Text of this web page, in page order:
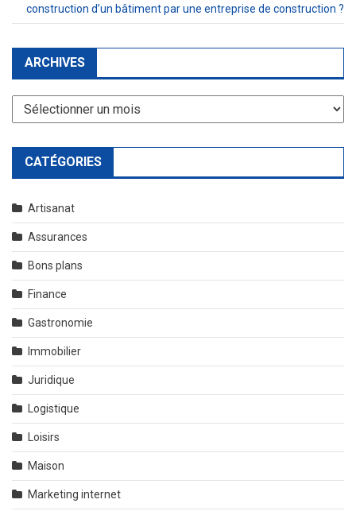
construction d’un bâtiment par une entreprise de construction ?
ARCHIVES
Archives
CATÉGORIES
Artisanat
Assurances
Bons plans
Finance
Gastronomie
Immobilier
Juridique
Logistique
Loisirs
Maison
Marketing internet